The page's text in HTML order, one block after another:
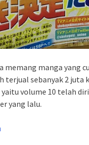
memang manga yang
terjual sebanyak 2 juta
volume 10 telah
yang lalu.